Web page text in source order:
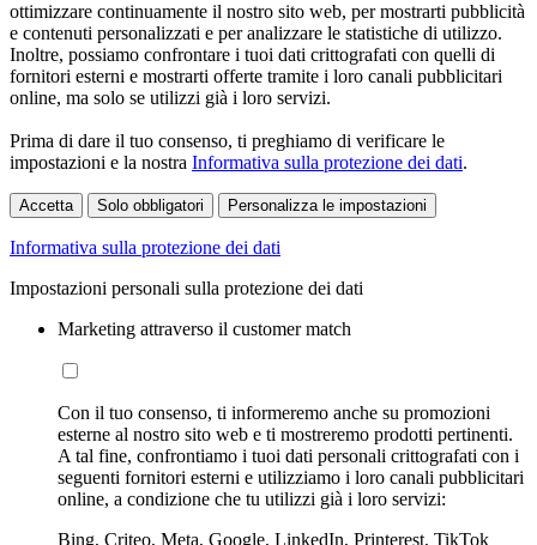
ottimizzare continuamente il nostro sito web, per mostrarti pubblicità
e contenuti personalizzati e per analizzare le statistiche di utilizzo.
Inoltre, possiamo confrontare i tuoi dati crittografati con quelli di
fornitori esterni e mostrarti offerte tramite i loro canali pubblicitari
online, ma solo se utilizzi già i loro servizi.
Prima di dare il tuo consenso, ti preghiamo di verificare le
impostazioni e la nostra Informativa sulla protezione dei dati.
Accetta Solo obbligatori Personalizza le impostazioni
Informativa sulla protezione dei dati
Impostazioni personali sulla protezione dei dati
Marketing attraverso il customer match
Con il tuo consenso, ti informeremo anche su promozioni
esterne al nostro sito web e ti mostreremo prodotti pertinenti.
A tal fine, confrontiamo i tuoi dati personali crittografati con i
seguenti fornitori esterni e utilizziamo i loro canali pubblicitari
online, a condizione che tu utilizzi già i loro servizi:
Bing, Criteo, Meta, Google, LinkedIn, Printerest, TikTok